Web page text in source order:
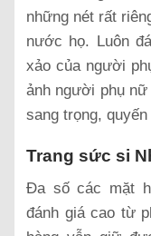
những nét rất
nước họ. Luôn
xảo của người
ảnh người phụ
sang trọng, quyến
Trang sức si
Đa số các mặt
đánh giá cao từ